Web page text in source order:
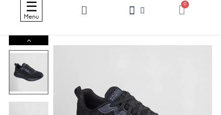
Navegación
de
palanca
☰
Menu